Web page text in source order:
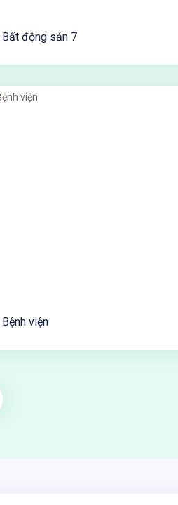
Bất động sản 7
Bệnh viện